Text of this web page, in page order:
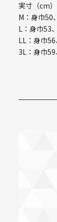
実寸（cm）
M：身巾50
L：身巾53
LL：身巾
3L：身巾